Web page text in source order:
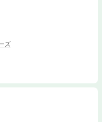
この結婚が終わる時』——私
た悪女の大逆転ロマンス、開
で、あらかじめご了承くださ
ズ